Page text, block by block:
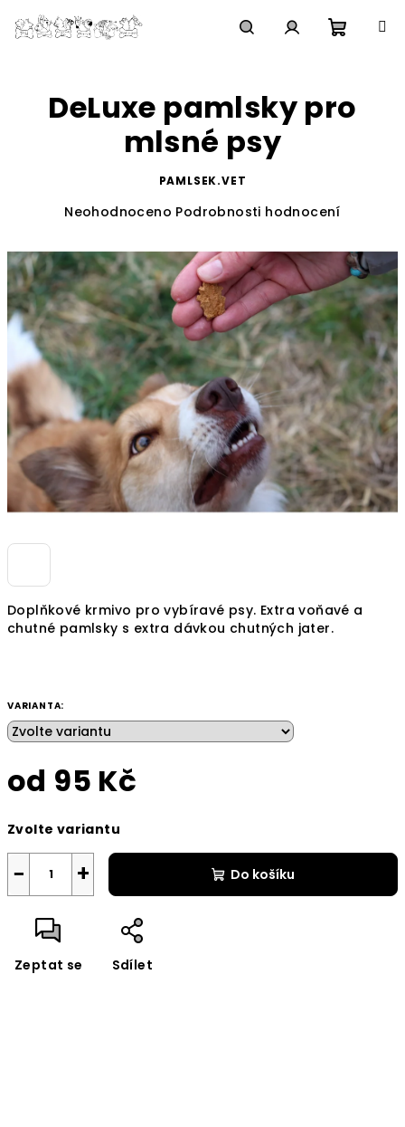
na
obsah
košík
Doplňkové krmivo pro vybíravé psy. Extra voňavé a
chutné pamlsky s extra dávkou chutných jater.
VARIANTA:
od 95 Kč
cena:
Zvolte variantu
+
− Do košíku
Zeptat se Sdílet
DeLuxe pamlsky pro
mlsné psy
PAMLSEK.VET
Průměrné
produktu
je
0,0
z
5
hvězdiček.
Neohodnoceno Podrobnosti hodnocení